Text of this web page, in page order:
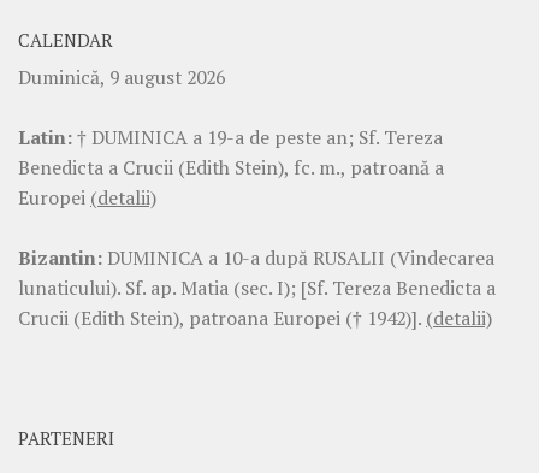
CALENDAR
Duminică, 9 august 2026
Latin:† DUMINICA a 19-a de peste an; Sf. Tereza
Benedicta a Crucii (Edith Stein), fc. m., patroană a
Europei (detalii)
Bizantin: DUMINICA a 10-a după RUSALII (Vindecarea
lunaticului). Sf. ap. Matia (sec. I); [Sf. Tereza Benedicta a
Crucii (Edith Stein), patroana Europei († 1942)]. (detalii)
PARTENERI